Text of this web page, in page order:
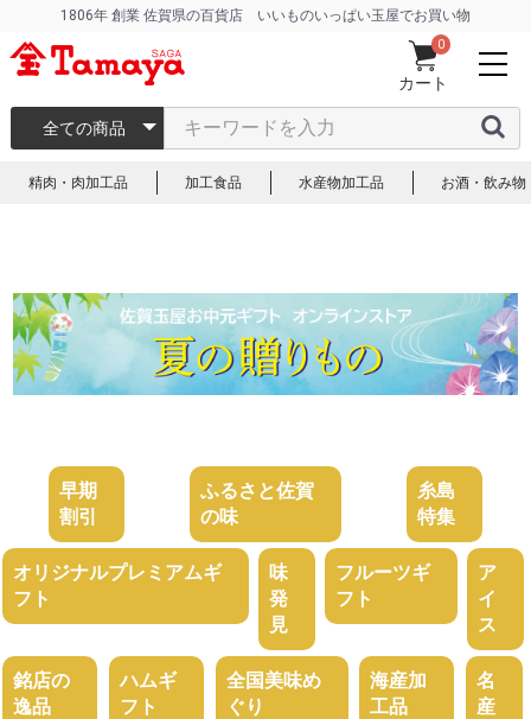
1806年 創業 佐賀県の百貨店 いいものいっぱい玉屋でお買い物
カート
0
全ての商品
精肉・肉加工品 加工食品 水産物加工品 お酒・飲み物
早期
割引
ふるさと佐賀
の味
糸島
特集
オリジナルプレミアムギ
フト
味
発
見
フルーツギ
フト
ア
イ
ス
銘店の
逸品
ハムギ
フト
全国美味め
ぐり
海産加
工品
名
産